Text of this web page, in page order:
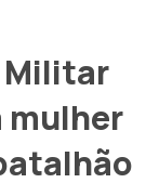
Militar
mulher